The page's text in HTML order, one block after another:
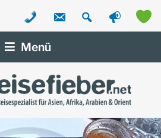
Menü